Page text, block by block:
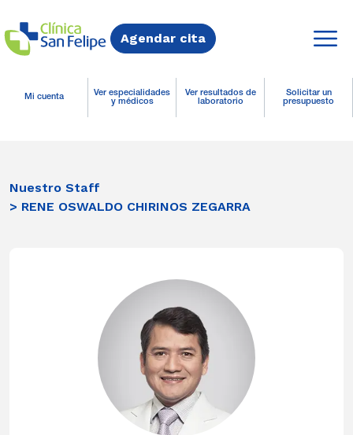
Agendar cita
Mi cuenta
Ver especialidades
y médicos
Ver resultados de
laboratorio
Solicitar un
presupuesto
Nuestro Staff
> RENE OSWALDO CHIRINOS ZEGARRA